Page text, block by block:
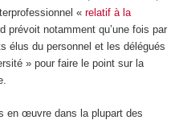
« relatif à la
prévoit notamment qu’une fois par
élus du personnel et les délégués
» pour faire le point sur la
en œuvre dans la plupart des